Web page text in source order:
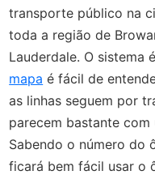
transporte público na
toda a região de
Lauderdale. O sistema
mapa é fácil de
as linhas seguem por
parecem bastante
Sabendo o número do
ficará bem fácil usar o